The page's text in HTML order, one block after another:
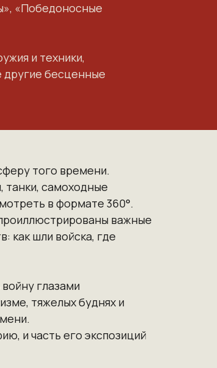
«Победоносные
и техники,
другие бесценные
того времени.
танки, самоходные
в формате 360°.
важные
как шли войска, где
глазами
тяжелых буднях и
и часть его экспозиций